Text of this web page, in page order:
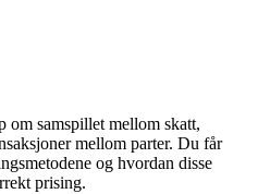
om samspillet mellom skatt,
mellom parter. Du får
og hvordan disse
prising.